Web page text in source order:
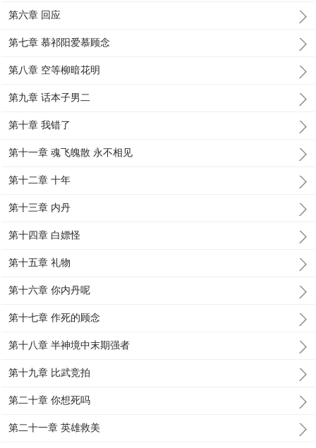
第六章 回应
第七章 慕祁阳爱慕顾念
第八章 空等柳暗花明
第九章 话本子男二
第十章 我错了
第十一章 魂飞魄散 永不相见
第十二章 十年
第十三章 内丹
第十四章 白嫖怪
第十五章 礼物
第十六章 你内丹呢
第十七章 作死的顾念
第十八章 半神境中末期强者
第十九章 比武竞拍
第二十章 你想死吗
第二十一章 英雄救美